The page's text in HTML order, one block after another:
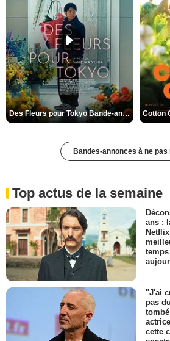
Des Fleurs pour Tokyo Bande-annonce VO STFR
Bandes-annonces à ne pas
Top actus de la semaine
ans :
"J'ai
pas
cette